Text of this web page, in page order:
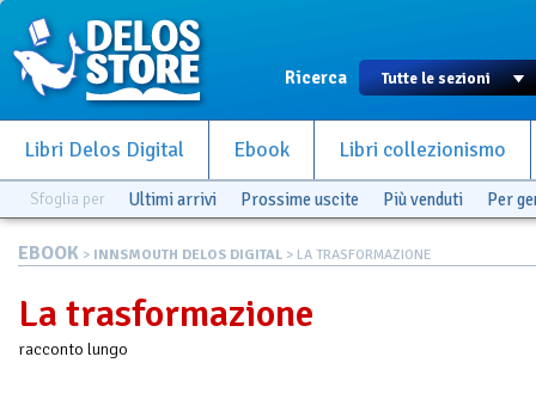
Ricerca
Libri Delos Digital Ebook Libri collezionismo
Sfoglia per Ultimi arrivi Prossime uscite Più venduti Per
EBOOK > INNSMOUTH DELOS DIGITAL > LA TRASFORMAZIONE
La trasformazione
racconto lungo